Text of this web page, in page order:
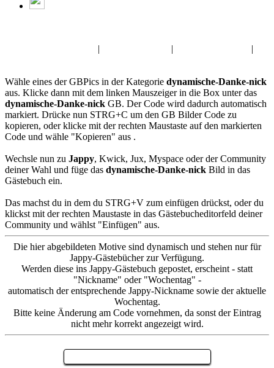
| |
|
Wähle eines der GBPics in der Kategorie dynamische-Danke-nick
aus. Klicke dann mit dem linken Mauszeiger in die Box unter das
dynamische-Danke-nick GB. Der Code wird dadurch automatisch
markiert. Drücke nun STRG+C um den GB Bilder Code zu
kopieren, oder klicke mit der rechten Maustaste auf den markierten
Code und wähle "Kopieren" aus .
Wechsle nun zu Jappy, Kwick, Jux, Myspace oder der Community
deiner Wahl und füge das dynamische-Danke-nick Bild in das
Gästebuch ein.
Das machst du in dem du STRG+V zum einfügen drückst, oder du
klickst mit der rechten Maustaste in das Gästebucheditorfeld deiner
Community und wählst "Einfügen" aus.
Die hier abgebildeten Motive sind dynamisch und stehen nur für
Jappy-Gästebücher zur Verfügung.
Werden diese ins Jappy-Gästebuch gepostet, erscheint - statt
"Nickname" oder "Wochentag" -
automatisch der entsprechende Jappy-Nickname sowie der aktuelle
Wochentag.
Bitte keine Änderung am Code vornehmen, da sonst der Eintrag
nicht mehr korrekt angezeigt wird.